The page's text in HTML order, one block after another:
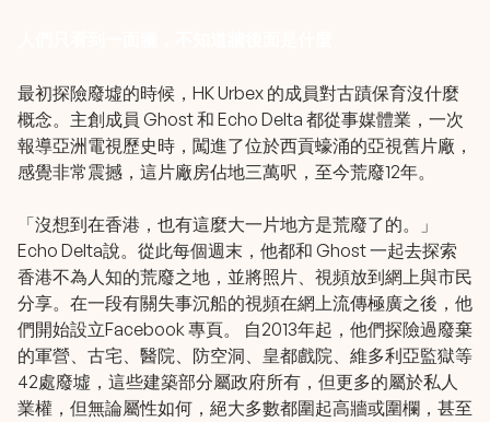
最初探險廢墟的時候，HK Urbex 的成員對古蹟保育沒什麼
概念。主創成員 Ghost 和 Echo Delta 都從事媒體業，一次
報導亞洲電視歷史時，闖進了位於西貢蠔涌的亞視舊片廠，
感覺非常震撼，這片廠房佔地三萬呎，至今荒廢12年。
「沒想到在香港，也有這麼大一片地方是荒廢了的。」
Echo Delta說。從此每個週末，他都和 Ghost 一起去探索
香港不為人知的荒廢之地，並將照片、視頻放到網上與市民
分享。在一段有關失事沉船的視頻在網上流傳極廣之後，他
們開始設立Facebook 專頁。 自2013年起，他們探險過廢棄
的軍營、古宅、醫院、防空洞、皇都戲院、維多利亞監獄等
42處廢墟，這些建築部分屬政府所有，但更多的屬於私人
業權，但無論屬性如何，絕大多數都圍起高牆或圍欄，甚至